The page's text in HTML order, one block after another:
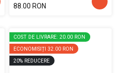
88.00 RON
COST DE LIVRARE: 20.00 RON
ECONOMISIȚI 32.00 RON
20% REDUCERE